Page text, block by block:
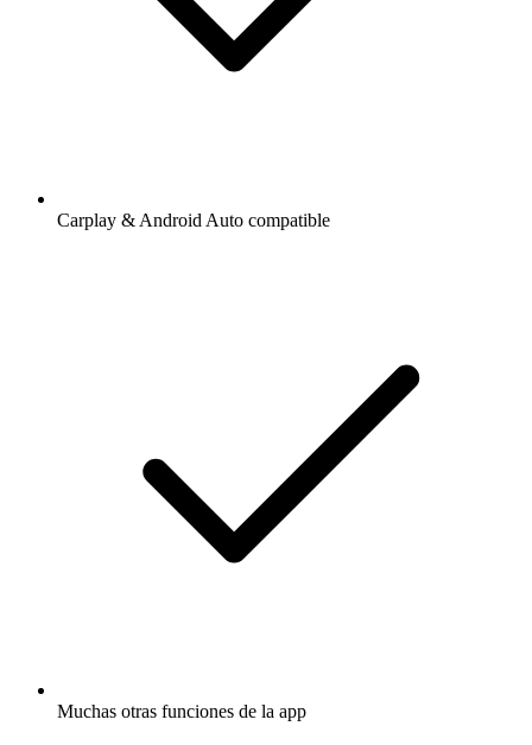
Carplay & Android Auto compatible
Muchas otras funciones de la app